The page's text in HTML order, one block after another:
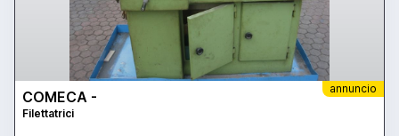
annuncio
COMECA -
Filettatrici